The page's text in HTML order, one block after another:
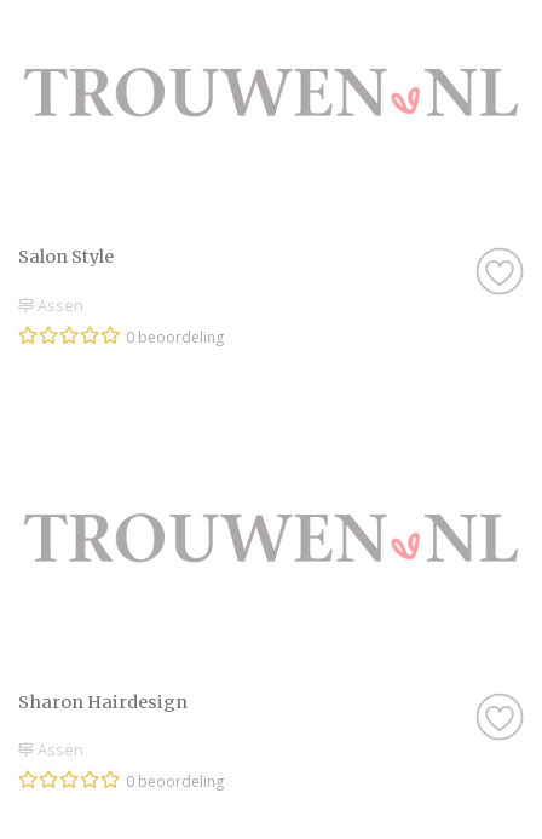
Salon Style
Assen
0 beoordeling
Sharon Hairdesign
Assen
0 beoordeling